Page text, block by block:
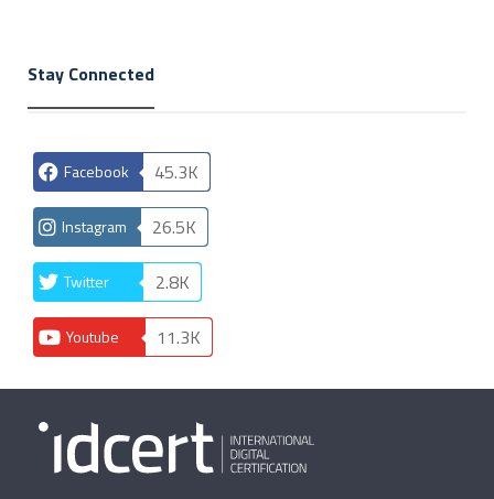
Stay Connected
Facebook 45.3K
Instagram 26.5K
Twitter 2.8K
Youtube 11.3K